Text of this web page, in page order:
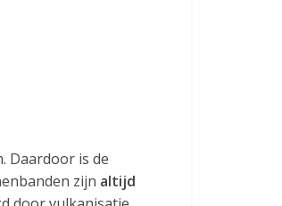
Daardoor is de
zijn altijd